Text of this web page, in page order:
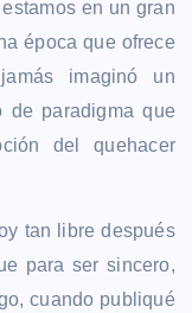
en un gran
época que ofrece
imaginó un
de paradigma que
del quehacer
tan libre después
para ser sincero,
cuando publiqué